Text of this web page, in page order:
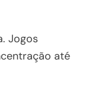
Jogos
até